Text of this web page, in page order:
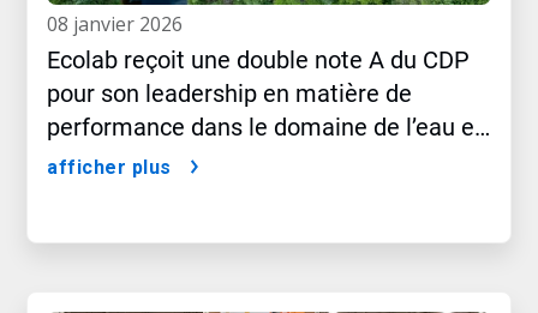
08 janvier 2026
Ecolab reçoit une double note A du CDP
pour son leadership en matière de
performance dans le domaine de l’eau et
du climat
afficher plus